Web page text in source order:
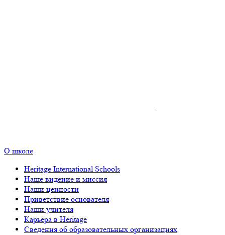
О школе
Heritage International Schools
Наше видение и миссия
Наши ценности
Приветствие основателя
Наши учителя
Карьера в Heritage
Сведения об образовательных организациях